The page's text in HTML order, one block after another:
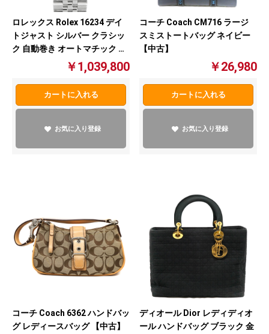
ロレックス Rolex 16234 デイ
トジャスト シルバー クラシッ
ク 自動巻き オートマチック メ
ンズ 腕時計 【中古】￥1,039,800
カートに入れる
お気に入り登録
コーチ Coach CM716 ラージ
スミストートバッグ ネイビー
【中古】
￥26,980
カートに入れる
お気に入り登録
コーチ Coach 6362 ハンドバッ
グ レディースバッグ 【中古】
ディオール Dior レディディオ
ール ハンドバッグ ブラック 金